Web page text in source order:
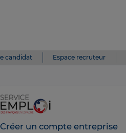
candidat Espace recruteur
Créer un compte entreprise